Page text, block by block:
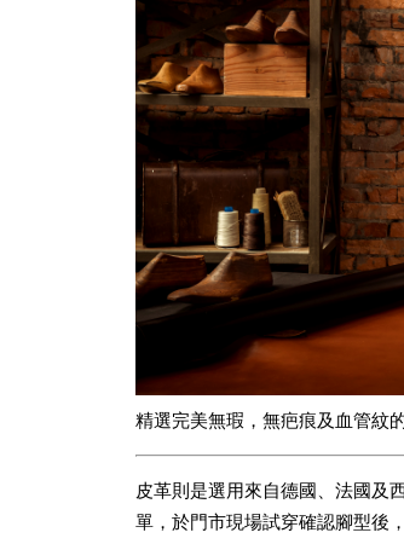
精選完美無瑕，無疤痕及血管紋
皮革則是選用來自德國、法國及
單，於門市現場試穿確認腳型後